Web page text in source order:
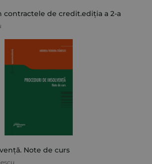
contractele de credit.ediția a 2-a
Note de curs